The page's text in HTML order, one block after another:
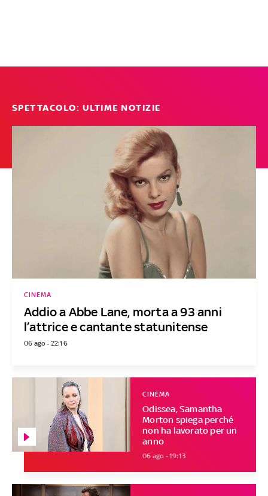
SPETTACOLO: ULTIME NOTIZIE
Addio a Abbe Lane, morta a 93 anni
l’attrice e cantante statunitense
CINEMA
06 ago - 22:16
Odissea, Samantha
Morton spiega perché
non ha lavorato per un
anno
CINEMA
06 ago - 19:13